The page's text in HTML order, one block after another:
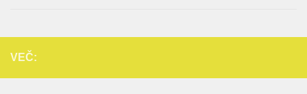
VEČ: